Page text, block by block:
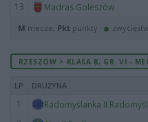
13
Madras Goleszów
M mecze, Pkt punkty ·
RZESZÓW > KLASA B, GR. VI -
LP DRUŻYNA
1 Radomyślanka II